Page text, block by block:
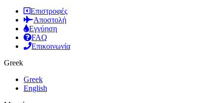
Επιστροφές
Αποστολή
Εγγύηση
FAQ
Επικοινωνία
Greek
Greek
English